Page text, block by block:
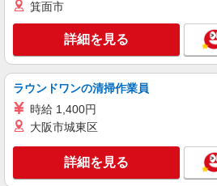
キープ
アルバイト パート 派遣社員 紹介予定派遣
日研トータルソーシング株式会社 メデ
ス
未経験・無資格OK
時給1,400円〜
り） ※給与幅は経験
静岡県沼津市 【最
駅」 ★勤務地は3000ヶ所以上★ 自宅から通いや
箕面市
詳細を見る
ラウンドワンの清掃作業員
時給 1,400円
大阪市城東区
詳細を見る